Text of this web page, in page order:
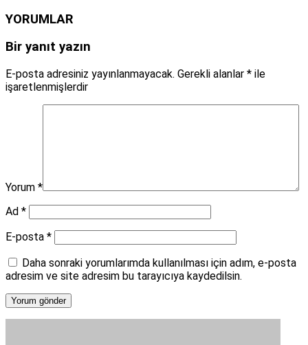
YORUMLAR
Bir yanıt yazın
E-posta adresiniz yayınlanmayacak. Gerekli alanlar * ile
işaretlenmişlerdir
Yorum *
Ad *
E-posta *
Daha sonraki yorumlarımda kullanılması için adım, e-posta
adresim ve site adresim bu tarayıcıya kaydedilsin.